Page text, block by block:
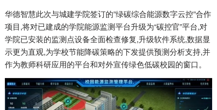
华德智慧此次与城建学院签订的”绿碳综合能源数字云控”合作
项目,将对已建成的学院能源监测平台升级为“碳控官”平台,对
学院已安装的监测点设备全面检查修复,升级软件系统,数据显
示更为直观,为学校节能降碳策略的下发提供预测分析支持,并
作为教师科研应用的平台和对外宣传绿色低碳校园的窗口。